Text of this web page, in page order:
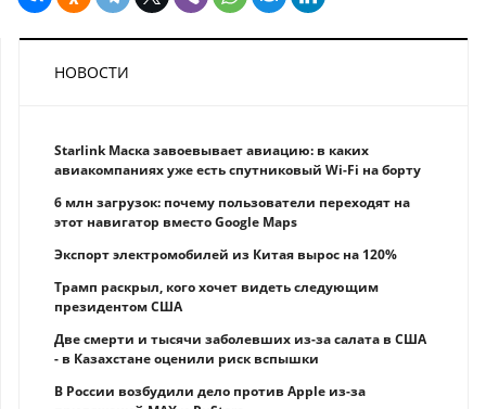
НОВОСТИ
Starlink Маска завоевывает авиацию: в каких
авиакомпаниях уже есть спутниковый Wi-Fi на борту
6 млн загрузок: почему пользователи переходят на
этот навигатор вместо Google Maps
Экспорт электромобилей из Китая вырос на 120%
Трамп раскрыл, кого хочет видеть следующим
президентом США
Две смерти и тысячи заболевших из-за салата в США
- в Казахстане оценили риск вспышки
В России возбудили дело против Apple из-за